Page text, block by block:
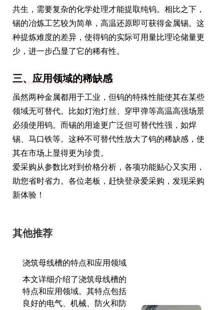
共生，需要复杂的化学处理才能提取纯钨。相比之下，
锡的冶炼工艺较为简单，高温还原即可获得金属锡。这
种提炼难度的差异，使得钨的实际可用量比理论储量更
少，进一步凸显了它的稀有性。
三、应用领域的稀缺感
虽然两种金属都用于工业，但钨的特殊性能使其在某些
领域无可替代。比如灯泡灯丝、穿甲弹等高温高强场景
必须使用钨。而锡的用途更广泛但可替代性强，如焊
锡、马口铁等。这种不可替代性放大了钨的稀缺感，使
其在市场上显得更为珍贵。
爱采购从参数比对到价格分析，各项功能贴心又实用，
助您省时省力。各位老板，赶快登录爱采购，发现采购
新体验！
其他推荐
浇筑母线槽的特点和应用领域
本文详细介绍了浇筑母线槽的
特点和应用领域。其特点包括
良好的电气、机械、防火和防